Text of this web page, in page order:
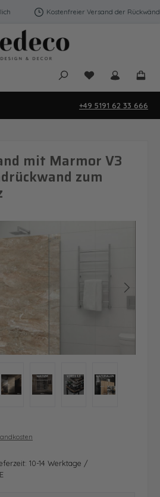
Kostenfreier Versand der Rückwände
Du hast 0
+49 5191 62 33 666
mit Marmor V3
zum
10-14 Werktage /